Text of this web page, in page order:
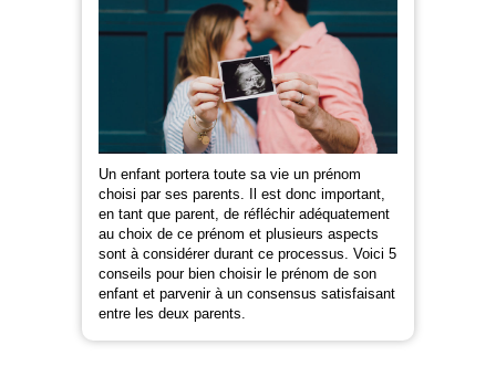
Un enfant portera toute sa vie un prénom
choisi par ses parents. Il est donc important,
en tant que parent, de réfléchir adéquatement
au choix de ce prénom et plusieurs aspects
sont à considérer durant ce processus. Voici 5
conseils pour bien choisir le prénom de son
enfant et parvenir à un consensus satisfaisant
entre les deux parents.